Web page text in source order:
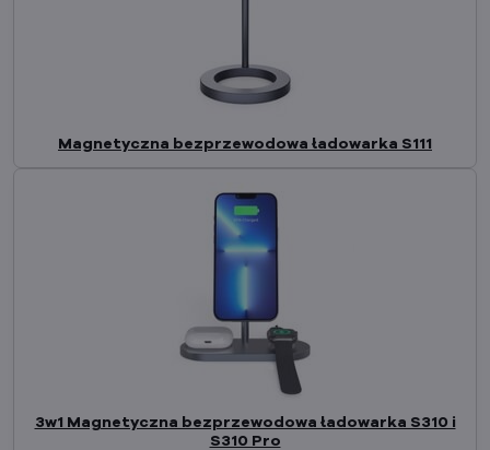
Magnetyczna bezprzewodowa ładowarka S111
3w1 Magnetyczna bezprzewodowa ładowarka S310 i
S310 Pro